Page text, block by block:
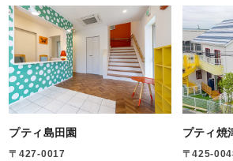
プティ島田園
〒427-0017
プティ焼
〒425-